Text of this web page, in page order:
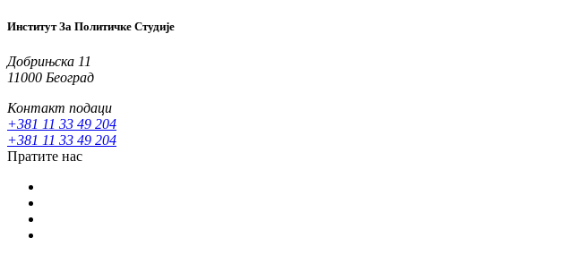
Институт За Политичке Студије
Добрињска 11
11000 Београд
Контакт подаци
+381 11 33 49 204
+381 11 33 49 204
Пратите нас